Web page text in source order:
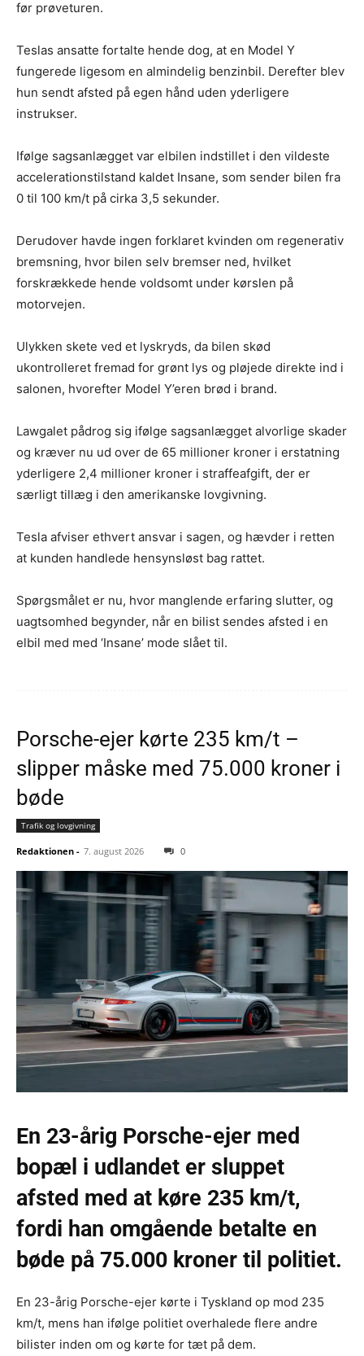
før prøveturen.
Teslas ansatte fortalte hende dog, at en Model Y
fungerede ligesom en almindelig benzinbil. Derefter blev
hun sendt afsted på egen hånd uden yderligere
instrukser.
Ifølge sagsanlægget var elbilen indstillet i den vildeste
accelerationstilstand kaldet Insane, som sender bilen fra
0 til 100 km/t på cirka 3,5 sekunder.
Derudover havde ingen forklaret kvinden om regenerativ
bremsning, hvor bilen selv bremser ned, hvilket
forskrækkede hende voldsomt under kørslen på
motorvejen.
Ulykken skete ved et lyskryds, da bilen skød
ukontrolleret fremad for grønt lys og pløjede direkte ind i
salonen, hvorefter Model Y’eren brød i brand.
Lawgalet pådrog sig ifølge sagsanlægget alvorlige skader
og kræver nu ud over de 65 millioner kroner i erstatning
yderligere 2,4 millioner kroner i straffeafgift, der er
særligt tillæg i den amerikanske lovgivning.
Tesla afviser ethvert ansvar i sagen, og hævder i retten
at kunden handlede hensynsløst bag rattet.
Spørgsmålet er nu, hvor manglende erfaring slutter, og
uagtsomhed begynder, når en bilist sendes afsted i en
elbil med med ‘Insane’ mode slået til.
Porsche-ejer kørte 235 km/t –
slipper måske med 75.000 kroner i
bøde
Trafik og lovgivning
Redaktionen - 7. august 2026 0
En 23-årig Porsche-ejer med
bopæl i udlandet er sluppet
afsted med at køre 235 km/t,
fordi han omgående betalte en
bøde på 75.000 kroner til politiet.
En 23-årig Porsche-ejer kørte i Tyskland op mod 235
km/t, mens han ifølge politiet overhalede flere andre
bilister inden om og kørte for tæt på dem.